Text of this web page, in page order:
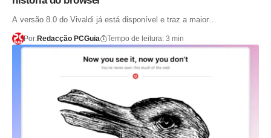
A versão 8.0 do Vivaldi já está disponível e traz a maior…
Por:Redacção PCGuia Tempo de leitura: 3 min